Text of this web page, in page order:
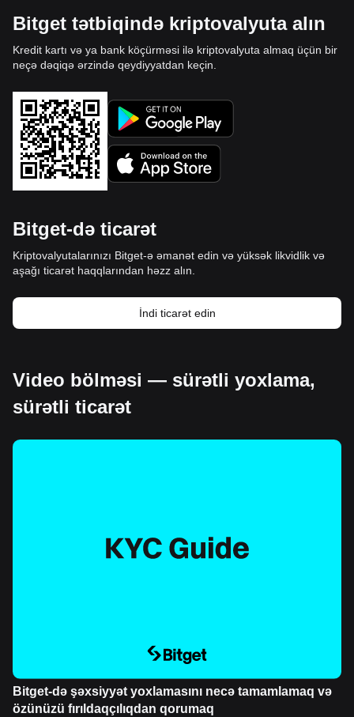
Bitget tətbiqində kriptovalyuta alın
Kredit kartı və ya bank köçürməsi ilə kriptovalyuta almaq üçün bir
neçə dəqiqə ərzində qeydiyyatdan keçin.
Bitget-də ticarət
Kriptovalyutalarınızı Bitget-ə əmanət edin və yüksək likvidlik və
aşağı ticarət haqqlarından həzz alın.
İndi ticarət edin
Video bölməsi — sürətli yoxlama,
sürətli ticarət
Bitget-də şəxsiyyət yoxlamasını necə tamamlamaq və
özünüzü fırıldaqçılıqdan qorumaq